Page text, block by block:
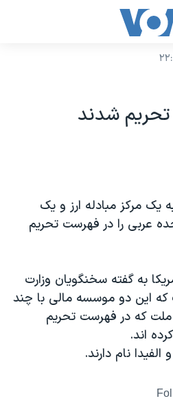
تحریم شدند
یک مرکز مبادله ارز و یک
عربی را در فهرست تحریم
به گفته سخنگویان وزارت
که این دو موسسه مالی با چند
ملت که در فهرست تحریم
اند.
نام دارند.